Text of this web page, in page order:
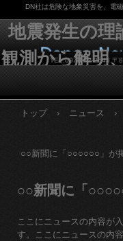
地震発生の理
観測から解明
DN社は危険な地象災害を、電
TEL.0978-72-2643 〒
トップ › ニュース ›
○○新聞に「○○○○○○」が
○○新聞に「
ここにニュースの内容が
す。ここにニュースの内